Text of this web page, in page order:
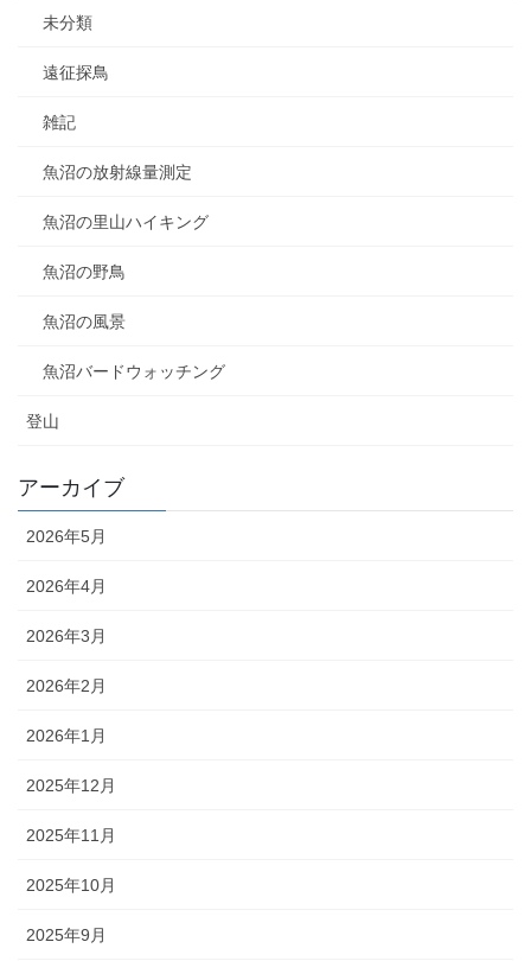
未分類
遠征探鳥
雑記
魚沼の放射線量測定
魚沼の里山ハイキング
魚沼の野鳥
魚沼の風景
魚沼バードウォッチング
登山
アーカイブ
2026年5月
2026年4月
2026年3月
2026年2月
2026年1月
2025年12月
2025年11月
2025年10月
2025年9月